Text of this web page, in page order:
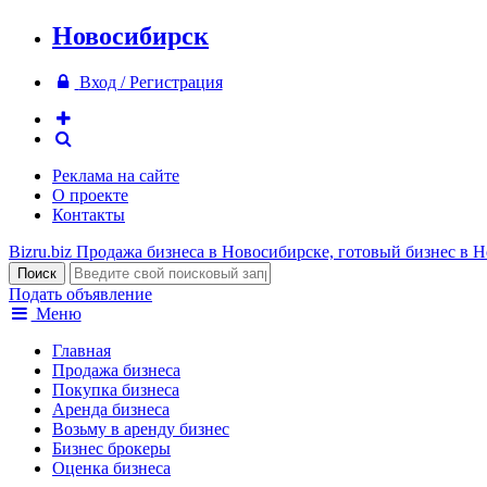
Новосибирск
Вход / Регистрация
Реклама на сайте
О проекте
Контакты
Bizru.biz Продажа бизнеса в Новосибирске, готовый бизнес в
Подать объявление
Меню
Главная
Продажа бизнеса
Покупка бизнеса
Аренда бизнеса
Возьму в аренду бизнес
Бизнес брокеры
Оценка бизнеса